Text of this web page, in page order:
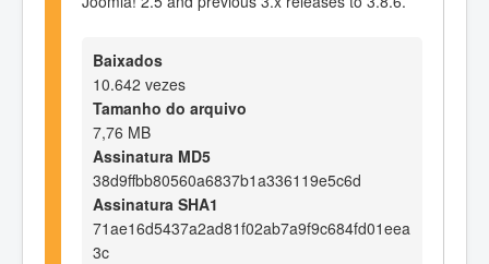
Baixados
10.642 vezes
Tamanho do arquivo
7,76 MB
Assinatura MD5
38d9ffbb80560a6837b1a336119e5c6d
Assinatura SHA1
71ae16d5437a2ad81f02ab7a9f9c684fd01eea
3c